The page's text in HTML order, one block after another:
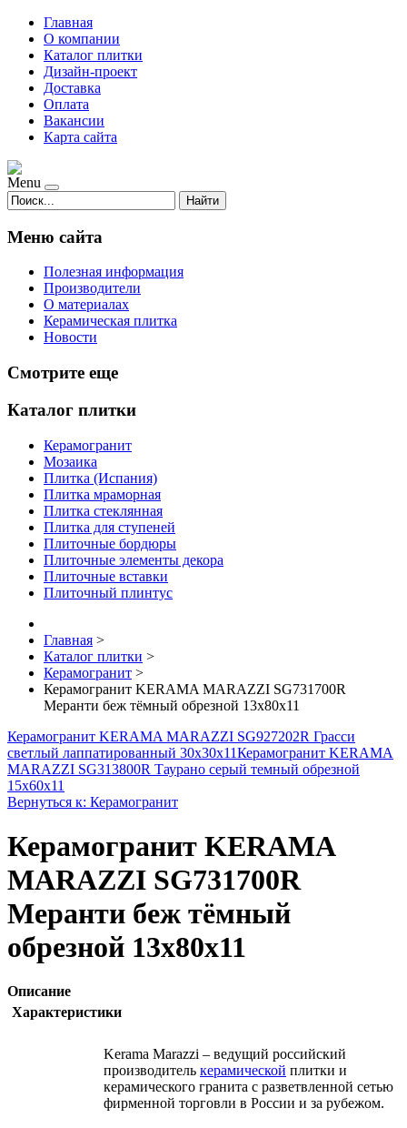
Главная
О компании
Каталог плитки
Дизайн-проект
Доставка
Оплата
Вакансии
Карта сайта
Menu
Найти
Меню сайта
Полезная информация
Производители
О материалах
Керамическая плитка
Новости
Смотрите еще
Каталог плитки
Керамогранит
Мозаика
Плитка (Испания)
Плитка мраморная
Плитка стеклянная
Плитка для ступеней
Плиточные бордюры
Плиточные элементы декора
Плиточные вставки
Плиточный плинтус
Главная >
Каталог плитки >
Керамогранит >
Керамогранит KERAMA MARAZZI SG731700R
Меранти беж тёмный обрезной 13х80х11
Керамогранит KERAMA MARAZZI SG927202R Грасси
светлый лаппатированный 30х30х11Керамогранит KERAMA
MARAZZI SG313800R Таурано серый темный обрезной
15х60х11
Вернуться к: Керамогранит
Керамогранит KERAMA
MARAZZI SG731700R
Меранти беж тёмный
обрезной 13х80х11
Описание
Характеристики
Kerama Marazzi – ведущий российский
производитель керамической плитки и
керамического гранита с разветвленной сетью
фирменной торговли в России и за рубежом.